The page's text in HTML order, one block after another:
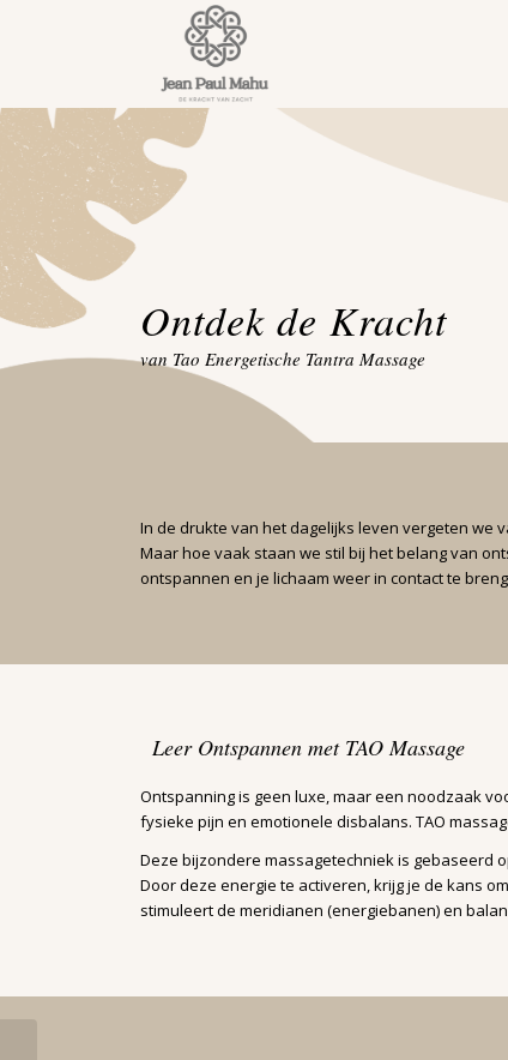
Ontdek de Kracht
van Tao Energetische Tantra Massage
In de drukte van het dagelijks leven vergeten we
Maar hoe vaak staan we stil bij het belang van
ontspannen en je lichaam weer in contact te
Leer Ontspannen met TAO Massage
Ontspanning is geen luxe, maar een noodzaak
fysieke pijn en emotionele disbalans. TAO
Deze bijzondere massagetechniek is gebaseerd
Door deze energie te activeren, krijg je de kans
stimuleert de meridianen (energiebanen) en